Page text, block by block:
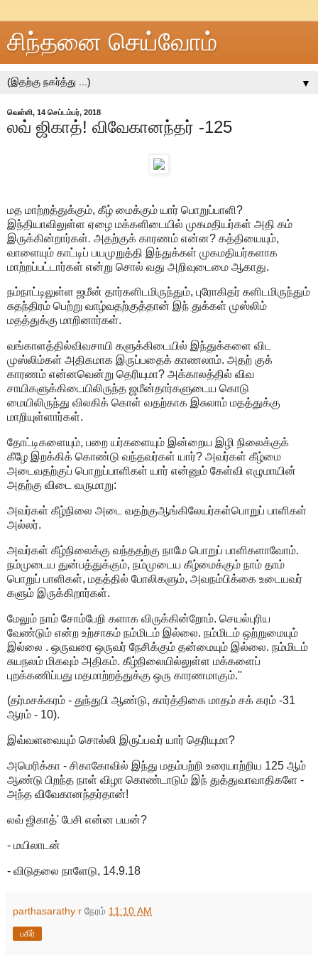
சிந்தனை செய்வோம்
▼
வெள்ளி, 14 செப்டம்பர், 2018
லவ் ஜிகாத்! விவேகானந்தர் -125
மத மாற்றத்துக்கும், கீழ் மைக்கும் யார் பொறுப்பாளி?
இந்தியாவிலுள்ள ஏழை மக்களிடையில் முகமதியர்கள் அதி கம்
இருக்கின்றார்கள். அதற்குக் காரணம் என்ன? கத்தியையும்,
வாளையும் காட்டிப் பயமுறுத்தி இந்துக்கள் முகமதியர்களாக
மாற்றப்பட்டார்கள் என்று சொல் வது அறிவுடைமை ஆகாது.
நம்நாட்டிலுள்ள ஜமீன் தார்களிடமிருந்தும், புரோகிதர் களிடமிருந்தும்
சுதந்திரம் பெற்று வாழ்வதற்குத்தான் இந் துக்கள் முஸ்லிம்
மதத்துக்கு மாறினார்கள்.
வங்காளத்தில்விவசாயி களுக்கிடையில் இந்துக்களை விட
முஸ்லிம்கள் அதிகமாக இருப்பதைக் காணலாம். அதற் குக்
காரணம் என்னவென்று தெரியுமா? அக்காலத்தில் விவ
சாயிகளுக்கிடையிலிருந்த ஜமீன்தார்களுடைய கொடு
மையிலிருந்து விலகிக் கொள் வதற்காக இசுலாம் மதத்துக்கு
மாறியுள்ளார்கள்.
தோட்டிகளையும், பறை யர்களையும் இன்றைய இழி நிலைக்குக்
கீழே இறக்கிக் கொண்டு வந்தவர்கள் யார்? அவர்கள் கீழ்மை
அடைவதற்குப் பொறுப்பாளிகள் யார் என்னும் கேள்வி எழுமாயின்
அதற்கு விடை வருமாறு:
அவர்கள் கீழ்நிலை அடை வதற்குஆங்கிலேயர்கள்பொறுப் பாளிகள்
அல்லர்.
அவர்கள் கீழ்நிலைக்கு வந்ததற்கு நாமே பொறுப் பாளிகளாவோம்.
நம்முடைய துன்பத்துக்கும், நம்முடைய கீழ்மைக்கும் நாம் தாம்
பொறுப் பாளிகள், மதத்தில் போலிகளும், அவநம்பிக்கை உடையவர்
களும் இருக்கிறார்கள்.
மேலும் நாம் சோம்பேறி களாக விருக்கின்றோம். செயல்புரிய
வேண்டும் என்ற உற்சாகம் நம்மிடம் இல்லை. நம்மிடம் ஒற்றுமையும்
இல்லை . ஒருவரை ஒருவர் நேசிக்கும் தன்மையும் இல்லை. நம்மிடம்
சுயநலம் மிகவும் அதிகம். கீழ்நிலையில்லுள்ள மக்களைப்
புறக்கணிப்பது மதமாற்றத்துக்கு ஒரு காரணமாகும்.''
(தர்மசக்கரம் - துந்துபி ஆண்டு, கார்த்திகை மாதம் சக் கரம் -31
ஆரம் - 10).
இவ்வளவையும் சொல்லி இருப்பவர் யார் தெரியுமா?
அமெரிக்கா - சிகாகோவில் இந்து மதம்பற்றி உரையாற்றிய 125 ஆம்
ஆண்டு பிறந்த நாள் விழா கொண்டாடும் இந் துத்துவாவாதிகளே -
அந்த விவேகானந்தர்தான்!
லவ் ஜிகாத்' பேசி என்ன பயன்?
- மயிலாடன்
- விடுதலை நாளேடு, 14.9.18
parthasarathy r நேரம் 11:10 AM
பகிர்